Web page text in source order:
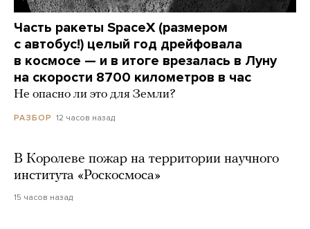
Часть ракеты SpaceX (размером
с автобус!) целый год дрейфовала
в космосе — и в итоге врезалась в Луну
на скорости 8700 километров в час
Не опасно ли это для Земли?
РАЗБОР 12 часов назад
В Королеве пожар на территории научного
института «Роскосмоса»
15 часов назад